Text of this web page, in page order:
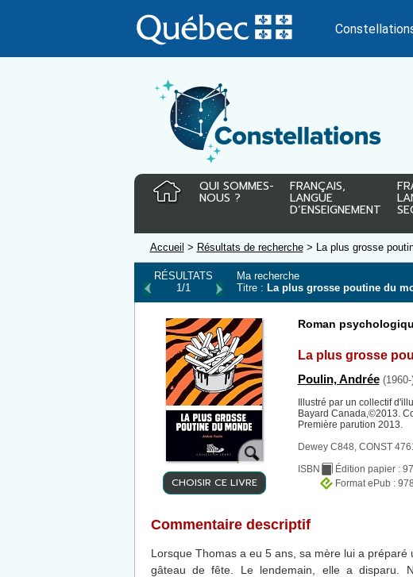
au
contenu
QUI SOMMES-
NOUS ?
FRANÇAIS,
LANGUE
D’ENSEIGNEMENT
Accueil > Résultats de recherche> La plus grosse
RÉSULTATS
1/1
Ma recherche
Titre : La plus grosse poutine du
CHOISIR CE LIVRE
Roman
La plus grosse
Poulin, Andrée (1960-
Illustré par un collectif
Bayard Canada,©2013.
Première parution 2013.
Dewey C848, CONST
ISBN
Édition papier :
Format ePub :
Commentaire descriptif
Lorsque Thomas a eu 5 ans, sa mère lui a préparé
gâteau de fête. Le lendemain, elle a disparu.